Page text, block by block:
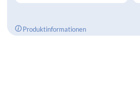
Produktinformationen